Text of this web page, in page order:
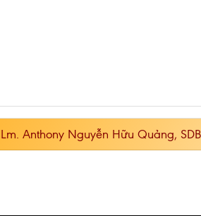
Anthony Nguyễn Hữu Quảng, SDB